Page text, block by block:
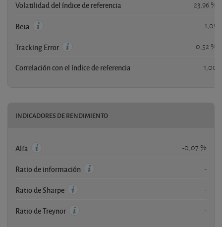
Volatilidad del índice de referencia 23,96 %
Beta 1,05
Tracking Error 0,52 %
Correlación con el índice de referencia 1,00
INDICADORES DE RENDIMIENTO
Alfa -0,07 %
Ratio de información -
Ratio de Sharpe -
Ratio de Treynor -